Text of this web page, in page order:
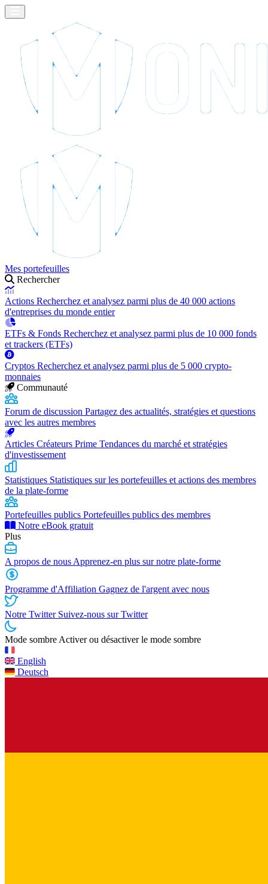
Mes portefeuilles
Rechercher
Actions Recherchez et analysez parmi plus de 40 000 actions
d'entreprises du monde entier
ETFs & Fonds Recherchez et analysez parmi plus de 10 000 fonds
et trackers (ETFs)
Cryptos Recherchez et analysez parmi plus de 5 000 crypto-
monnaies
Communauté
Forum de discussion Partagez des actualités, stratégies et questions
avec les autres membres
Articles Créateurs Prime Tendances du marché et stratégies
d'investissement
Statistiques Statistiques sur les portefeuilles et actions des membres
de la plate-forme
Portefeuilles publics Portefeuilles publics des membres
Notre eBook gratuit
Plus
A propos de nous Apprenez-en plus sur notre plate-forme
Programme d'Affiliation Gagnez de l'argent avec nous
Notre Twitter Suivez-nous sur Twitter
Mode sombre Activer ou désactiver le mode sombre
English
Deutsch